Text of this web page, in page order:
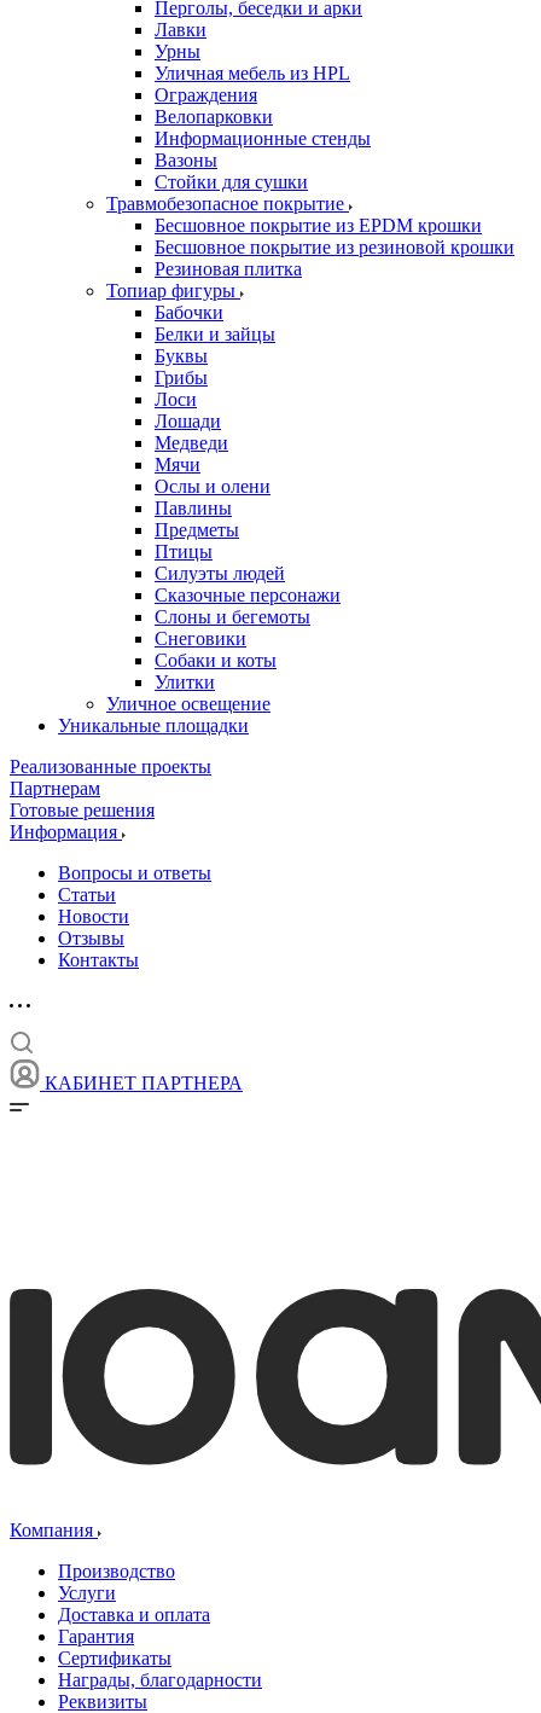
Перголы, беседки и арки
Лавки
Урны
Уличная мебель из HPL
Ограждения
Велопарковки
Информационные стенды
Вазоны
Стойки для сушки
Травмобезопасное покрытие
Бесшовное покрытие из EPDM крошки
Бесшовное покрытие из резиновой крошки
Резиновая плитка
Топиар фигуры
Бабочки
Белки и зайцы
Буквы
Грибы
Лоси
Лошади
Медведи
Мячи
Ослы и олени
Павлины
Предметы
Птицы
Силуэты людей
Сказочные персонажи
Слоны и бегемоты
Снеговики
Собаки и коты
Улитки
Уличное освещение
Уникальные площадки
Реализованные проекты
Партнерам
Готовые решения
Информация
Вопросы и ответы
Статьи
Новости
Отзывы
Контакты
КАБИНЕТ ПАРТНЕРА
Компания
Производство
Услуги
Доставка и оплата
Гарантия
Сертификаты
Награды, благодарности
Реквизиты